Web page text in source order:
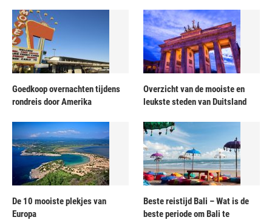
Goedkoop overnachten tijdens
rondreis door Amerika
Overzicht van de mooiste en
leukste steden van Duitsland
De 10 mooiste plekjes van
Europa
Beste reistijd Bali – Wat is de
beste periode om Bali te